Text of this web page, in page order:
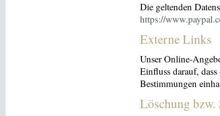
Die geltenden
https://
Externe Links
Unser Online-
Einfluss darauf,
Bestimmungen
Löschung